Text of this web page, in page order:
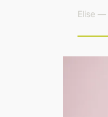
Elise